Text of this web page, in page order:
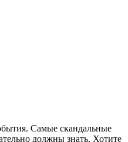
Самые скандальные
должны знать. Хотите